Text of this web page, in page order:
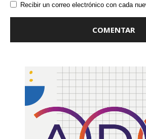
Recibir un correo electrónico con cada